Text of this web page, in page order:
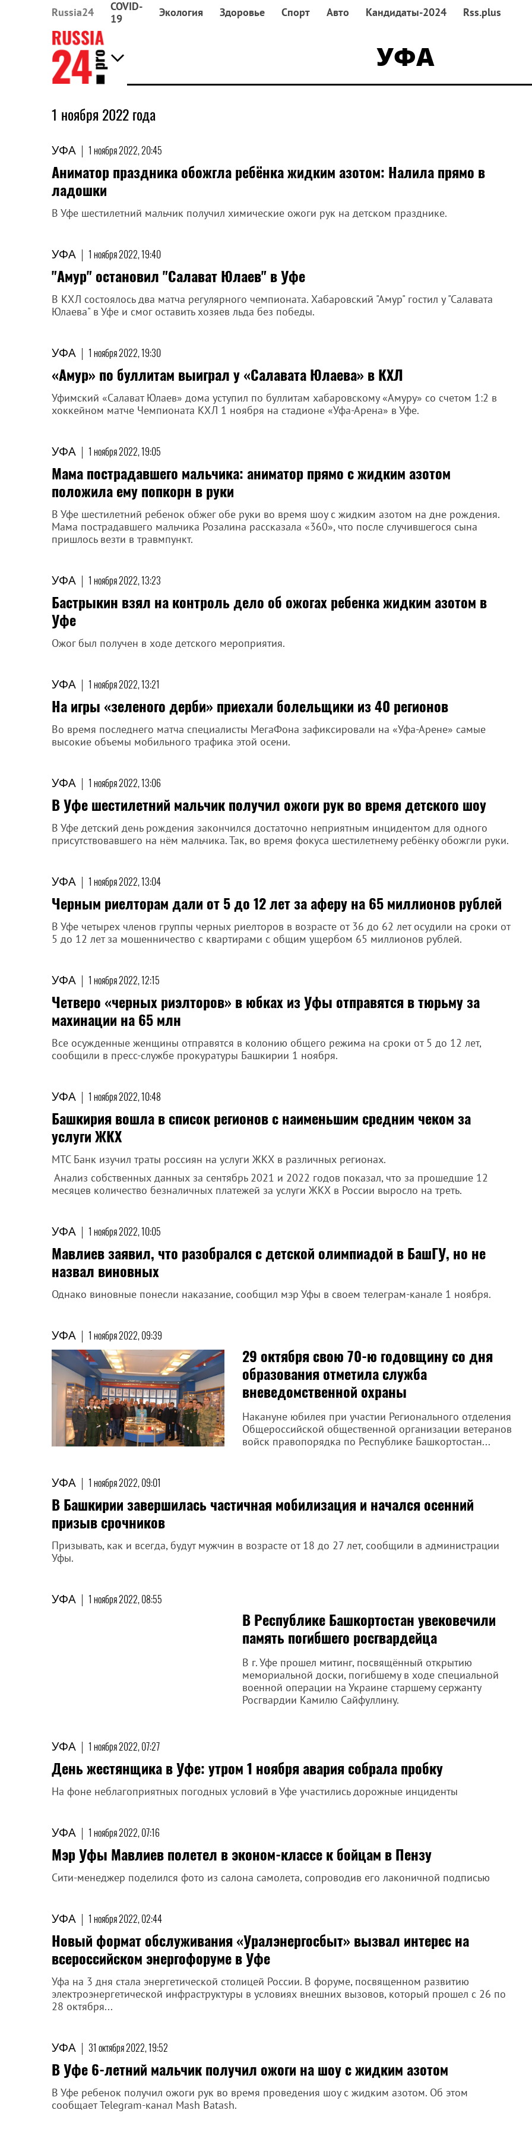
Russia24
COVID-
19
Экология Здоровье Спорт Авто Кандидаты-2024 Rss.plus
УФА
1 ноября 2022 года
УФА | 1 ноября 2022, 20:45
Аниматор праздника обожгла ребёнка жидким азотом: Налила прямо в
ладошки
В Уфе шестилетний мальчик получил химические ожоги рук на детском празднике.
УФА | 1 ноября 2022, 19:40
"Амур" остановил "Салават Юлаев" в Уфе
В КХЛ состоялось два матча регулярного чемпионата. Хабаровский "Амур" гостил у "Салавата
Юлаева" в Уфе и смог оставить хозяев льда без победы.
УФА | 1 ноября 2022, 19:30
«Амур» по буллитам выиграл у «Салавата Юлаева» в КХЛ
Уфимский «Салават Юлаев» дома уступил по буллитам хабаровскому «Амуру» со счетом 1:2 в
хоккейном матче Чемпионата КХЛ 1 ноября на стадионе «Уфа-Арена» в Уфе.
УФА | 1 ноября 2022, 19:05
Мама пострадавшего мальчика: аниматор прямо с жидким азотом
положила ему попкорн в руки
В Уфе шестилетний ребенок обжег обе руки во время шоу с жидким азотом на дне рождения.
Мама пострадавшего мальчика Розалина рассказала «360», что после случившегося сына
пришлось везти в травмпункт.
УФА | 1 ноября 2022, 13:23
Бастрыкин взял на контроль дело об ожогах ребенка жидким азотом в
Уфе
Ожог был получен в ходе детского мероприятия.
УФА | 1 ноября 2022, 13:21
На игры «зеленого дерби» приехали болельщики из 40 регионов
Во время последнего матча специалисты МегаФона зафиксировали на «Уфа-Арене» самые
высокие объемы мобильного трафика этой осени.
УФА | 1 ноября 2022, 13:06
В Уфе шестилетний мальчик получил ожоги рук во время детского шоу
В Уфе детский день рождения закончился достаточно неприятным инцидентом для одного
присутствовавшего на нём мальчика. Так, во время фокуса шестилетнему ребёнку обожгли руки.
УФА | 1 ноября 2022, 13:04
Черным риелторам дали от 5 до 12 лет за аферу на 65 миллионов рублей
В Уфе четырех членов группы черных риелторов в возрасте от 36 до 62 лет осудили на сроки от
5 до 12 лет за мошенничество с квартирами с общим ущербом 65 миллионов рублей.
УФА | 1 ноября 2022, 12:15
Четверо «черных риэлторов» в юбках из Уфы отправятся в тюрьму за
махинации на 65 млн
Все осужденные женщины отправятся в колонию общего режима на сроки от 5 до 12 лет,
сообщили в пресс-службе прокуратуры Башкирии 1 ноября.
УФА | 1 ноября 2022, 10:48
Башкирия вошла в список регионов с наименьшим средним чеком за
услуги ЖКХ
МТС Банк изучил траты россиян на услуги ЖКХ в различных регионах.
Анализ собственных данных за сентябрь 2021 и 2022 годов показал, что за прошедшие 12
месяцев количество безналичных платежей за услуги ЖКХ в России выросло на треть.
УФА | 1 ноября 2022, 10:05
Мавлиев заявил, что разобрался с детской олимпиадой в БашГУ, но не
назвал виновных
Однако виновные понесли наказание, сообщил мэр Уфы в своем телеграм-канале 1 ноября.
УФА | 1 ноября 2022, 09:39
29 октября свою 70-ю годовщину со дня
образования отметила служба
вневедомственной охраны
Накануне юбилея при участии Регионального отделения
Общероссийской общественной организации ветеранов
войск правопорядка по Республике Башкортостан...
УФА | 1 ноября 2022, 09:01
В Башкирии завершилась частичная мобилизация и начался осенний
призыв срочников
Призывать, как и всегда, будут мужчин в возрасте от 18 до 27 лет, сообщили в администрации
Уфы.
УФА | 1 ноября 2022, 08:55
В Республике Башкортостан увековечили
память погибшего росгвардейца
В г. Уфе прошел митинг, посвящённый открытию
мемориальной доски, погибшему в ходе специальной
военной операции на Украине старшему сержанту
Росгвардии Камилю Сайфуллину.
УФА | 1 ноября 2022, 07:27
День жестянщика в Уфе: утром 1 ноября авария собрала пробку
На фоне неблагоприятных погодных условий в Уфе участились дорожные инциденты
УФА | 1 ноября 2022, 07:16
Мэр Уфы Мавлиев полетел в эконом-классе к бойцам в Пензу
Сити-менеджер поделился фото из салона самолета, сопроводив его лаконичной подписью
УФА | 1 ноября 2022, 02:44
Новый формат обслуживания «Уралэнергосбыт» вызвал интерес на
всероссийском энергофоруме в Уфе
Уфа на 3 дня стала энергетической столицей России. В форуме, посвященном развитию
электроэнергетической инфраструктуры в условиях внешних вызовов, который прошел с 26 по
28 октября...
УФА | 31 октября 2022, 19:52
В Уфе 6-летний мальчик получил ожоги на шоу с жидким азотом
В Уфе ребенок получил ожоги рук во время проведения шоу с жидким азотом. Об этом
сообщает Telegram-канал Mash Batash.